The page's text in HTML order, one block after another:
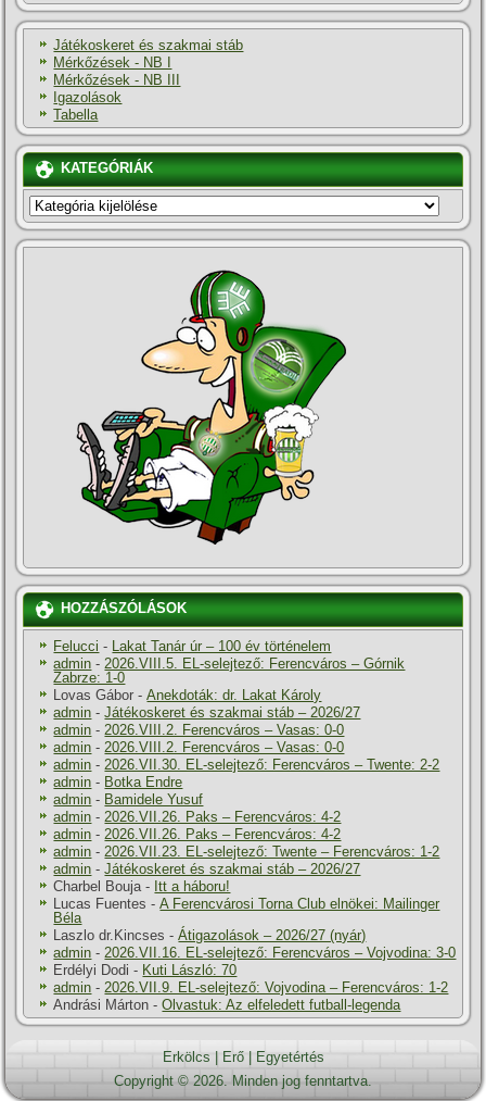
Játékoskeret és szakmai stáb
Mérkőzések - NB I
Mérkőzések - NB III
Igazolások
Tabella
KATEGÓRIÁK
KATEGÓRIÁK
HOZZÁSZÓLÁSOK
Felucci - Lakat Tanár úr – 100 év történelem
admin - 2026.VIII.5. EL-selejtező: Ferencváros – Górnik
Zabrze: 1-0
Lovas Gábor -Anekdoták: dr. Lakat Károly
admin -Játékoskeret és szakmai stáb – 2026/27
admin - 2026.VIII.2. Ferencváros – Vasas: 0-0
admin - 2026.VIII.2. Ferencváros – Vasas: 0-0
admin - 2026.VII.30. EL-selejtező: Ferencváros – Twente: 2-2
admin - Botka Endre
admin - Bamidele Yusuf
admin - 2026.VII.26. Paks – Ferencváros: 4-2
admin - 2026.VII.26. Paks – Ferencváros: 4-2
admin - 2026.VII.23. EL-selejtező: Twente – Ferencváros: 1-2
admin -Játékoskeret és szakmai stáb – 2026/27
Charbel Bouja - Itt a háboru!
Lucas Fuentes -A Ferencvárosi Torna Club elnökei: Mailinger
Béla
Laszlo dr.Kincses -Átigazolások – 2026/27 (nyár)
admin - 2026.VII.16. EL-selejtező: Ferencváros – Vojvodina: 3-0
Erdélyi Dodi - Kuti László: 70
admin - 2026.VII.9. EL-selejtező: Vojvodina – Ferencváros: 1-2
Andrási Márton -Olvastuk: Az elfeledett futball-legenda
Erkölcs Erő|
Egyetértés
Copyright © 2026. Minden jog fenntartva.